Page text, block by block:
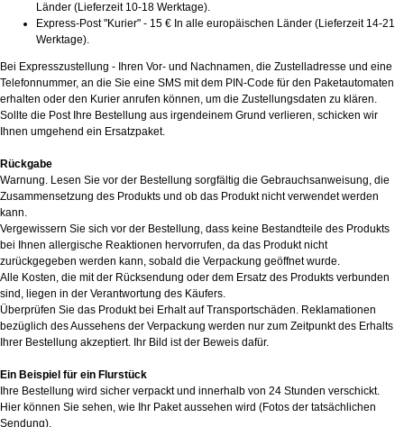
Länder (Lieferzeit 10-18 Werktage).
Express-Post "Kurier" - 15 € In alle europäischen Länder (Lieferzeit 14-21
Werktage).
Bei Expresszustellung - Ihren Vor- und Nachnamen, die Zustelladresse und eine
Telefonnummer, an die Sie eine SMS mit dem PIN-Code für den Paketautomaten
erhalten oder den Kurier anrufen können, um die Zustellungsdaten zu klären.
Sollte die Post Ihre Bestellung aus irgendeinem Grund verlieren, schicken wir
Ihnen umgehend ein Ersatzpaket.
Rückgabe
Warnung. Lesen Sie vor der Bestellung sorgfältig die Gebrauchsanweisung, die
Zusammensetzung des Produkts und ob das Produkt nicht verwendet werden
kann.
Vergewissern Sie sich vor der Bestellung, dass keine Bestandteile des Produkts
bei Ihnen allergische Reaktionen hervorrufen, da das Produkt nicht
zurückgegeben werden kann, sobald die Verpackung geöffnet wurde.
Alle Kosten, die mit der Rücksendung oder dem Ersatz des Produkts verbunden
sind, liegen in der Verantwortung des Käufers.
Überprüfen Sie das Produkt bei Erhalt auf Transportschäden. Reklamationen
bezüglich des Aussehens der Verpackung werden nur zum Zeitpunkt des Erhalts
Ihrer Bestellung akzeptiert. Ihr Bild ist der Beweis dafür.
Ein Beispiel für ein Flurstück
Ihre Bestellung wird sicher verpackt und innerhalb von 24 Stunden verschickt.
Hier können Sie sehen, wie Ihr Paket aussehen wird (Fotos der tatsächlichen
Sendung).